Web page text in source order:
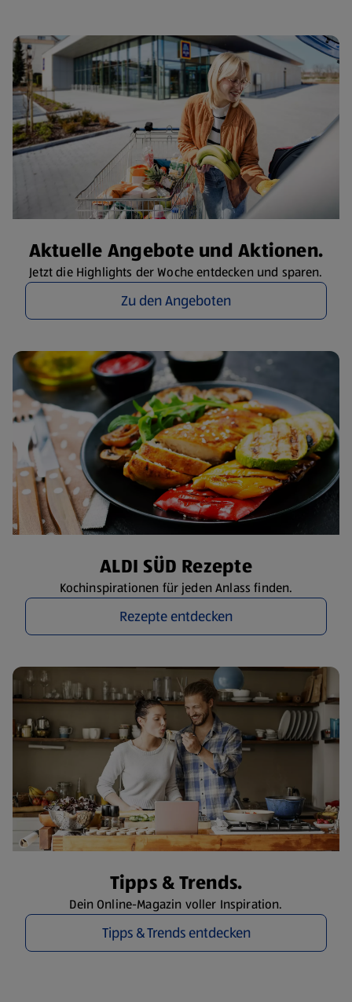
Aktuelle Angebote und Aktionen.
Jetzt die Highlights der Woche entdecken und sparen.
Zu den Angeboten
ALDI SÜD Rezepte
Kochinspirationen für jeden Anlass finden.
Rezepte entdecken
Tipps & Trends.
Dein Online-Magazin voller Inspiration.
Tipps & Trends entdecken